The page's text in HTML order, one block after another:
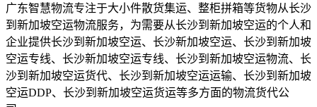
广东智慧物流专注于大小件散货集运、整柜拼箱等货物从长沙
到新加坡空运物流服务，为需要从长沙到新加坡空运的个人和
企业提供长沙到新加坡空运、长沙新加坡空运、长沙到新加坡
空运专线、长沙新加坡空运专线、长沙到新加坡空运物流、长
沙到新加坡空运货代、长沙到新加坡空运运输、长沙到新加坡
空运DDP、长沙到新加坡空运货运等多方面的物流货代公